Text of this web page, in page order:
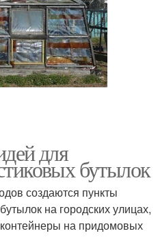
для
бутылок
создаются пункты
на городских улицах,
на придомовых